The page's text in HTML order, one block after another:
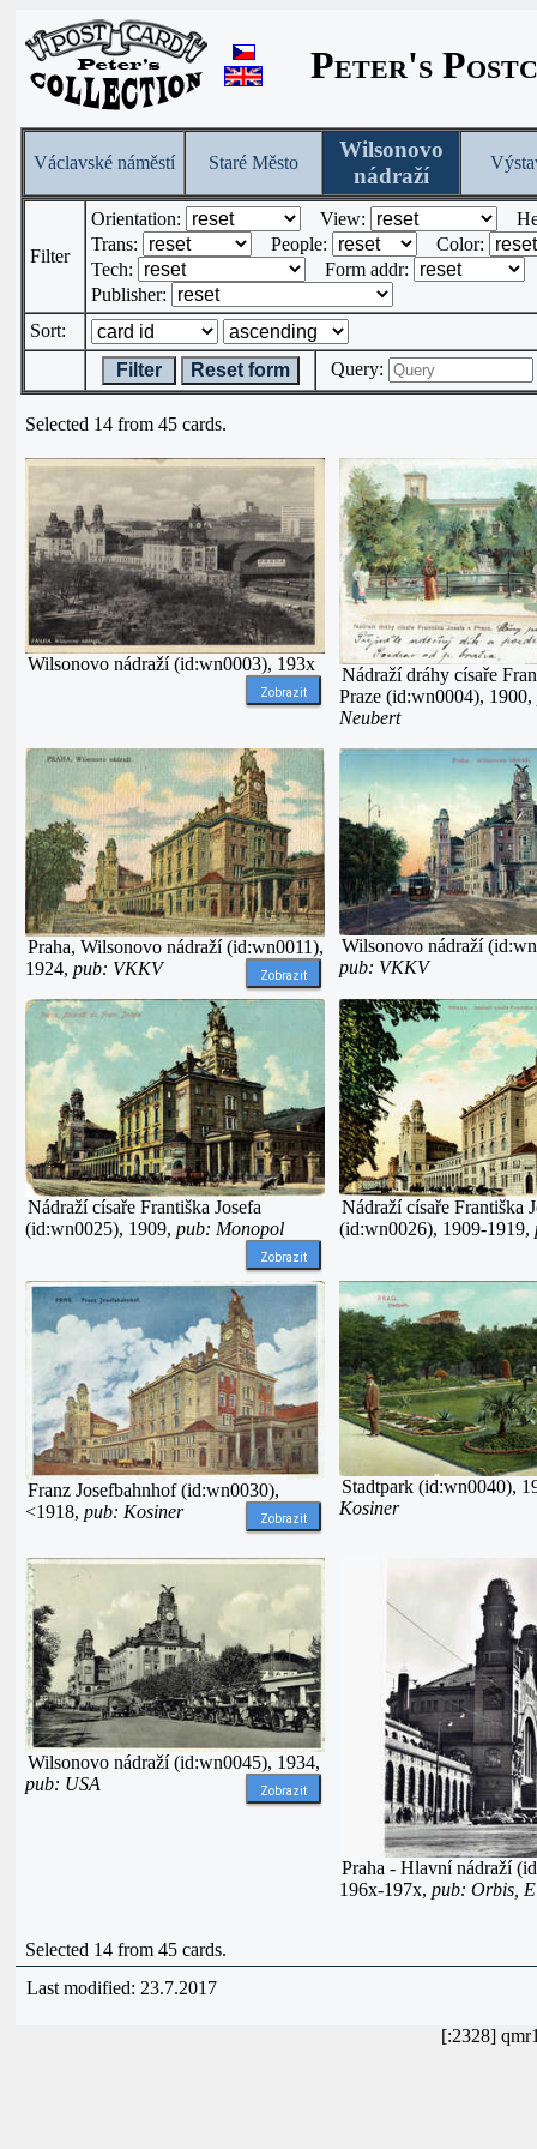
Peter's
Václavské náměstí Staré Město
Wilsonovo
nádraží
Filter
Orientation: View:
Trans:
People:
Color:
Tech:
Form addr:
Publisher:
Sort:
Filter
Reset form Query:
Selected 14 from 45 cards.
Wilsonovo nádraží (id:wn0003), 193x
Zobrazit
Nádraží dráhy císaře
Praze (id:wn0004), 1900,
Neubert
Praha, Wilsonovo nádraží (id:wn0011),
1924, pub: VKKV Zobrazit
Wilsonovo nádraží
pub: VKKV
Nádraží císaře Františka Josefa
(id:wn0025), 1909, pub: Monopol
Zobrazit
Nádraží císaře Františka
(id:wn0026), 1909-1919,
Franz Josefbahnhof (id:wn0030),
<1918, pub: Kosiner Zobrazit
Stadtpark (id:wn0040),
Kosiner
Wilsonovo nádraží (id:wn0045), 1934,
pub: USA
Zobrazit
Praha - Hlavní nádraží
196x-197x, pub: Orbis,
Selected 14 from 45 cards.
Last modified: 23.7.2017
[:2328]